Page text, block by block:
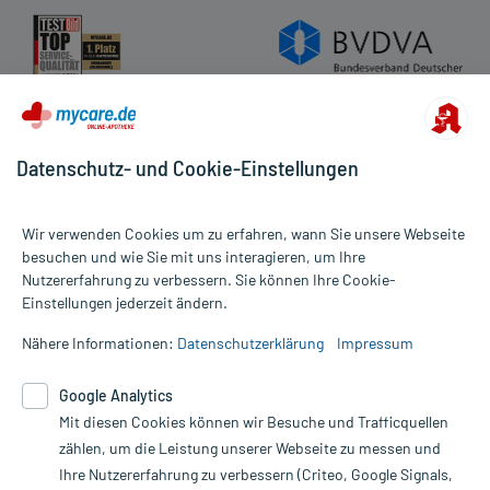
Alle Preise gelten inkl. MwSt., ggf. zzgl. Versandkosten
Informationen auf dieser Website werden ausschließlich für
die Untersuchung und Behandlung durch einen Arzt. Bitte
Therapien eingeleitet werden können. | Diese Webseite benutzt
Google Analytics. Lesen Sie bitte dazu die wichtigen Hinweise in
unserer Datenschutzerklärung. Für den Widerruf einer Bestellung
nutzen Sie das Formular:
Datenschutz- und Cookie-Einstellungen
Wir verwenden Cookies um zu erfahren, wann Sie unsere Webseite
besuchen und wie Sie mit uns interagieren, um Ihre
Nutzererfahrung zu verbessern. Sie können Ihre Cookie-
Einstellungen jederzeit ändern.
Nähere Informationen: Datenschutzerklärung Impressum
Google Analytics
Mit diesen Cookies können wir Besuche und Trafficquellen
zählen, um die Leistung unserer Webseite zu messen und
Ihre Nutzererfahrung zu verbessern (Criteo, Google Signals,